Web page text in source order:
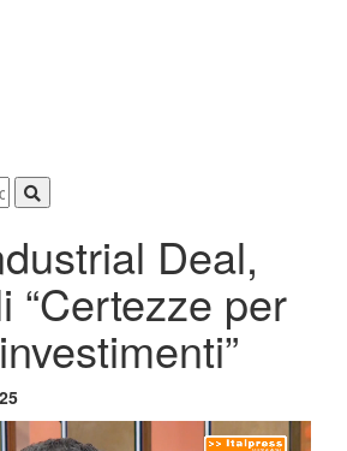
Deal,
“Certezze per